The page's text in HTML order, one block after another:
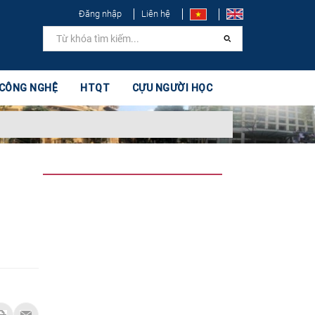
Đăng nhập Liên hệ
NGHỆ HTQT CỰU NGƯỜI HỌC